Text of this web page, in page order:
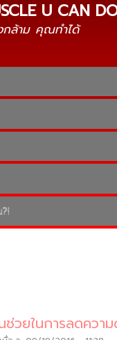
ข้าม
ไปยัง
เนื้อหา
U CAN
กล้าม คุณทำได้
ช่วยในการลดควา